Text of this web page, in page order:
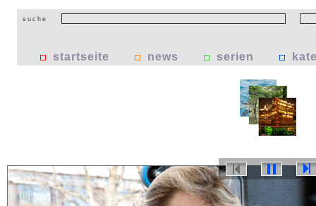
suche
startseite news serien